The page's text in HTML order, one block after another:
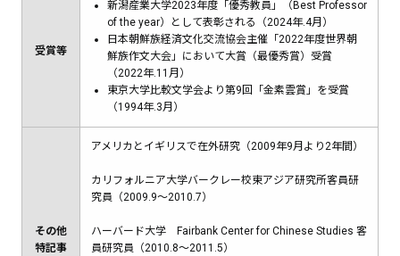
受賞等
新潟産業大学2023年度「優秀教員」（Best Professor
of the year）として表彰される（2024年.4月）
日本朝鮮族経済文化交流協会主催「2022年度世界朝
鮮族作文大会」において大賞（最優秀賞）受賞
（2022年.11月）
東京大学比較文学会より第9回「金素雲賞」を受賞
（1994年.3月）
その他
特記事
アメリカとイギリスで在外研究（2009年9月より2年間）
カリフォルニア大学バークレー校東アジア研究所客員研
究員（2009.9～2010.7）
ハーバード大学 Fairbank Center for Chinese Studies 客
員研究員（2010.8～2011.5）